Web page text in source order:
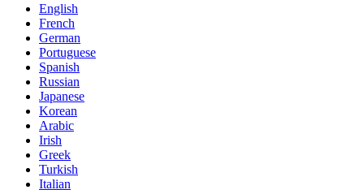
English
French
German
Portuguese
Spanish
Russian
Japanese
Korean
Arabic
Irish
Greek
Turkish
Italian